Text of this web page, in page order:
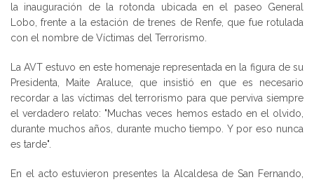
la inauguración de la rotonda ubicada en el paseo General
Lobo, frente a la estación de trenes de Renfe, que fue rotulada
con el nombre de Víctimas del Terrorismo.
La AVT estuvo en este homenaje representada en la figura de su
Presidenta, Maite Araluce, que insistió en que es necesario
recordar a las víctimas del terrorismo para que perviva siempre
el verdadero relato: "Muchas veces hemos estado en el olvido,
durante muchos años, durante mucho tiempo. Y por eso nunca
es tarde".
En el acto estuvieron presentes la Alcaldesa de San Fernando,